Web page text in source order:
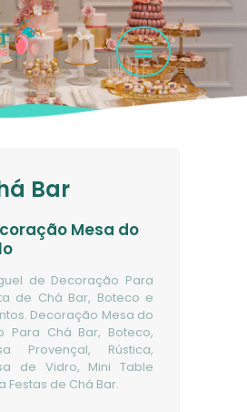
Bar
Mesa do
de Decoração Para
de Chá Bar, Boteco e
Decoração Mesa do
Para Chá Bar, Boteco,
Provençal, Rústica,
de Vidro, Mini Table
Festas de Chá Bar.